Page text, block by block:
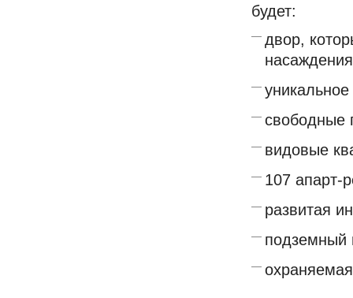
будет:
двор,
свободные
видовые
107 апарт-
развитая
подземный